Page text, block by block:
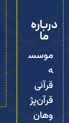
درباره
ما
موسس
ه
قرآنی
قرآن‌پژ
وهان